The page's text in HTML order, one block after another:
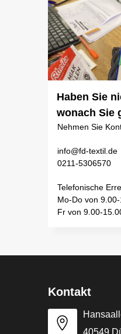
Haben Sie
wonach Sie
Nehmen Sie
info@fd-textil.de
0211-5306570
Telefonische
Mo-Do von
Fr von 9.00-
Kontakt
40549